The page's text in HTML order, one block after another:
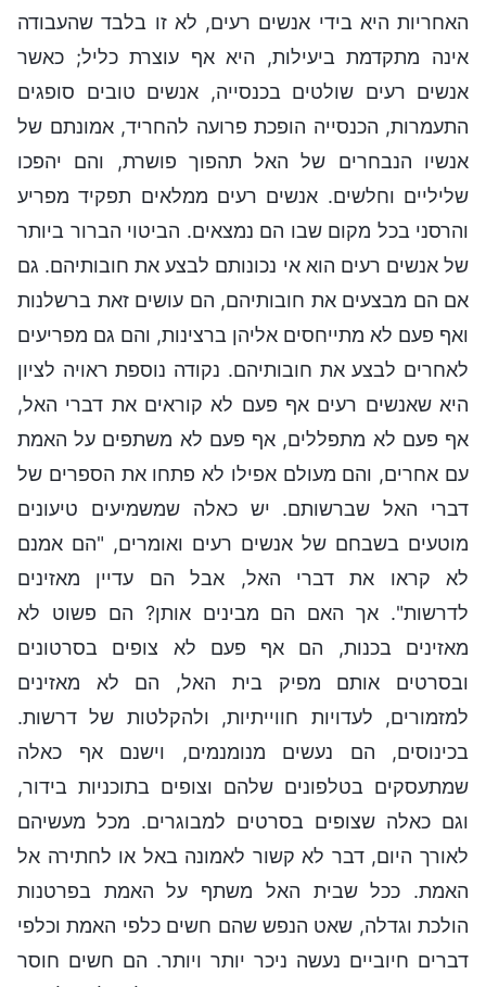
האחריות היא בידי אנשים רעים, לא זו בלבד שהעבודה
אינה מתקדמת ביעילות, היא אף עוצרת כליל; כאשר
אנשים רעים שולטים בכנסייה, אנשים טובים סופגים
התעמרות, הכנסייה הופכת פרועה להחריד, אמונתם של
אנשיו הנבחרים של האל תהפוך פושרת, והם יהפכו
שליליים וחלשים. אנשים רעים ממלאים תפקיד מפריע
והרסני בכל מקום שבו הם נמצאים. הביטוי הברור ביותר
של אנשים רעים הוא אי נכונותם לבצע את חובותיהם. גם
אם הם מבצעים את חובותיהם, הם עושים זאת ברשלנות
ואף פעם לא מתייחסים אליהן ברצינות, והם גם מפריעים
לאחרים לבצע את חובותיהם. נקודה נוספת ראויה לציון
היא שאנשים רעים אף פעם לא קוראים את דברי האל,
אף פעם לא מתפללים, אף פעם לא משתפים על האמת
עם אחרים, והם מעולם אפילו לא פתחו את הספרים של
דברי האל שברשותם. יש כאלה שמשמיעים טיעונים
מוטעים בשבחם של אנשים רעים ואומרים, "הם אמנם
לא קראו את דברי האל, אבל הם עדיין מאזינים
לדרשות". אך האם הם מבינים אותן? הם פשוט לא
מאזינים בכנות, הם אף פעם לא צופים בסרטונים
ובסרטים אותם מפיק בית האל, הם לא מאזינים
למזמורים, לעדויות חווייתיות, ולהקלטות של דרשות.
בכינוסים, הם נעשים מנומנמים, וישנם אף כאלה
שמתעסקים בטלפונים שלהם וצופים בתוכניות בידור,
וגם כאלה שצופים בסרטים למבוגרים. מכל מעשיהם
לאורך היום, דבר לא קשור לאמונה באל או לחתירה אל
האמת. ככל שבית האל משתף על האמת בפרטנות
הולכת וגדלה, שאט הנפש שהם חשים כלפי האמת וכלפי
דברים חיוביים נעשה ניכר יותר ויותר. הם חשים חוסר